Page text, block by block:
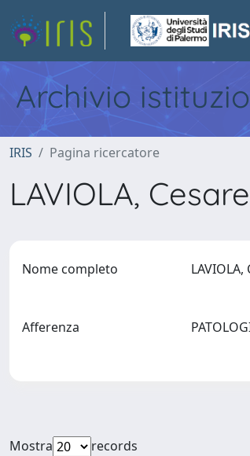
Archivio
IRIS Pagina ricercatore
LAVIOLA, Cesare
Nome completo LAVIOLA,
Afferenza
Mostra
records